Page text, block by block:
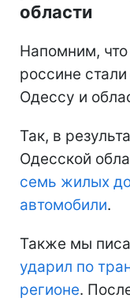
области
Напомним,
россине
Одессу и
Так, в
Одесской
семь жилых
автомобили.
Также мы
ударил по
регионе.